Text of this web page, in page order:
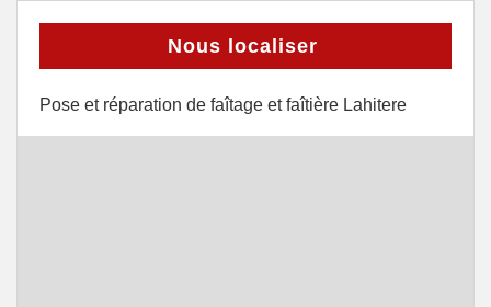
Nous localiser
Pose et réparation de faîtage et faîtière Lahitere